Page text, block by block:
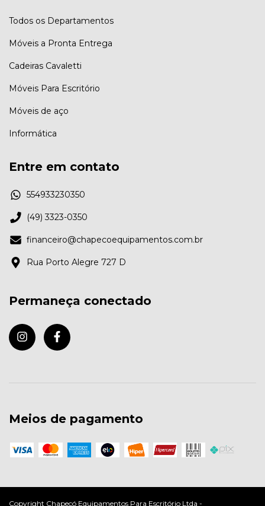
Todos os Departamentos
Móveis a Pronta Entrega
Cadeiras Cavaletti
Móveis Para Escritório
Móveis de aço
Informática
Entre em contato
554933230350
(49) 3323-0350
financeiro@chapecoequipamentos.com.br
Rua Porto Alegre 727 D
Permaneça conectado
Meios de pagamento
Copyright Chapecó Equipamentos Para Escritório Ltda -